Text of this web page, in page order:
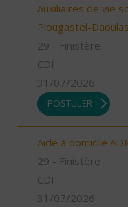
Auxiliaires de vie
Plougastel-
29 - Finistère
CDI
31/07/2026
POSTULER
Aide à domicile
29 - Finistère
CDI
31/07/2026